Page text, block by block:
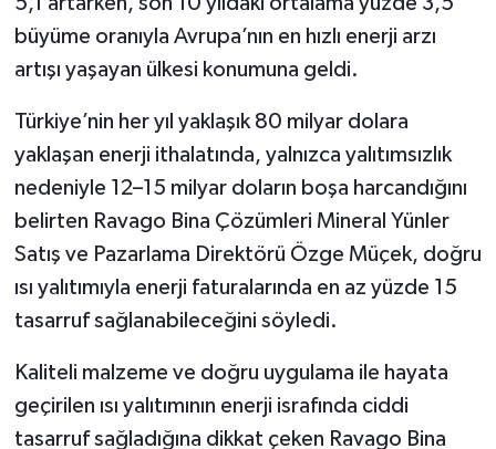
büyüme oranıyla Avrupa’nın en hızlı enerji arzı
artışı yaşayan ülkesi konumuna geldi.
Türkiye’nin her yıl yaklaşık 80 milyar dolara
yaklaşan enerji ithalatında, yalnızca yalıtımsızlık
nedeniyle 12–15 milyar doların boşa harcandığını
belirten Ravago Bina Çözümleri Mineral Yünler
Satış ve Pazarlama Direktörü Özge Müçek, doğru
ısı yalıtımıyla enerji faturalarında en az yüzde 15
tasarruf sağlanabileceğini söyledi.
Kaliteli malzeme ve doğru uygulama ile hayata
geçirilen ısı yalıtımının enerji israfında ciddi
tasarruf sağladığına dikkat çeken Ravago Bina